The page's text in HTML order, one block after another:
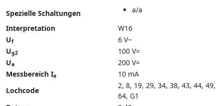
Spezielle Schaltungen
a/a
Interpretation
W16
Uf
6 V~
Ug2
100 V=
Ua
200 V=
Messbereich Ia
10 mA
Lochcode
2, 8, 19, 29, 34, 38, 43, 44, 49,
64, G1